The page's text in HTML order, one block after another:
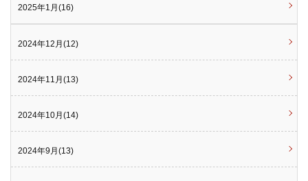
2025年1月(16)
2024年12月(12)
2024年11月(13)
2024年10月(14)
2024年9月(13)